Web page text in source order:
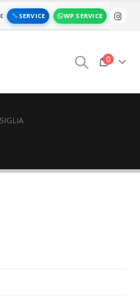
SERVICE WP SERVICE
0